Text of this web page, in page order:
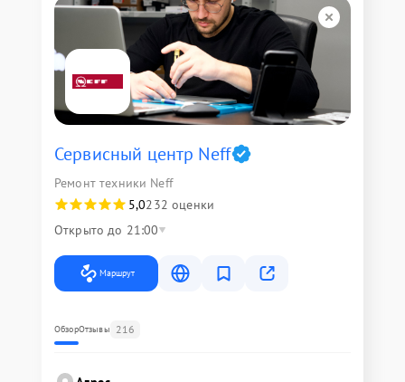
Сервисный центр Neff
Ремонт техники Neff
5,0232 оценки
Открыто до 21:00
Маршрут
ОбзорОтзывы 216